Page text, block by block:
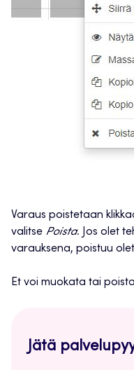
Varaus poistetaan
valitse Poista. Jos olet
varauksena, poistuu
Et voi muokata tai
Jätä